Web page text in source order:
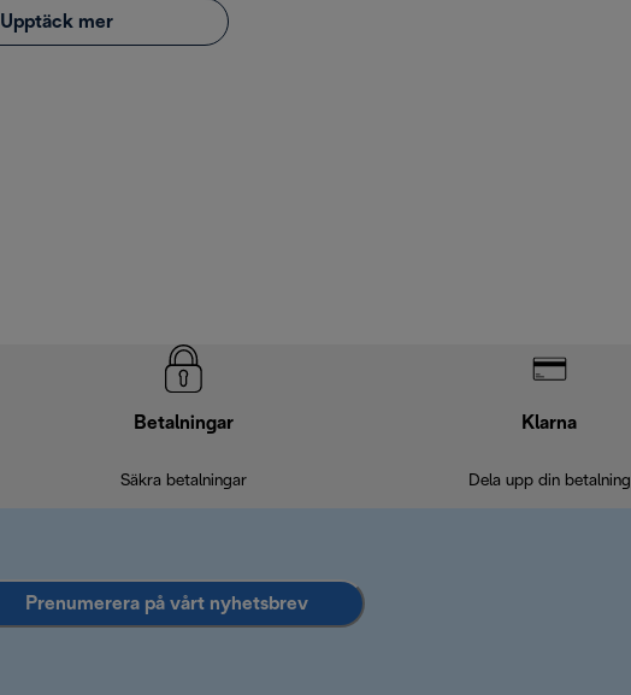
Upptäck mer
Betalningar
Säkra betalningar
Klarna
Dela upp din betalning
Prenumerera på vårt nyhetsbrev